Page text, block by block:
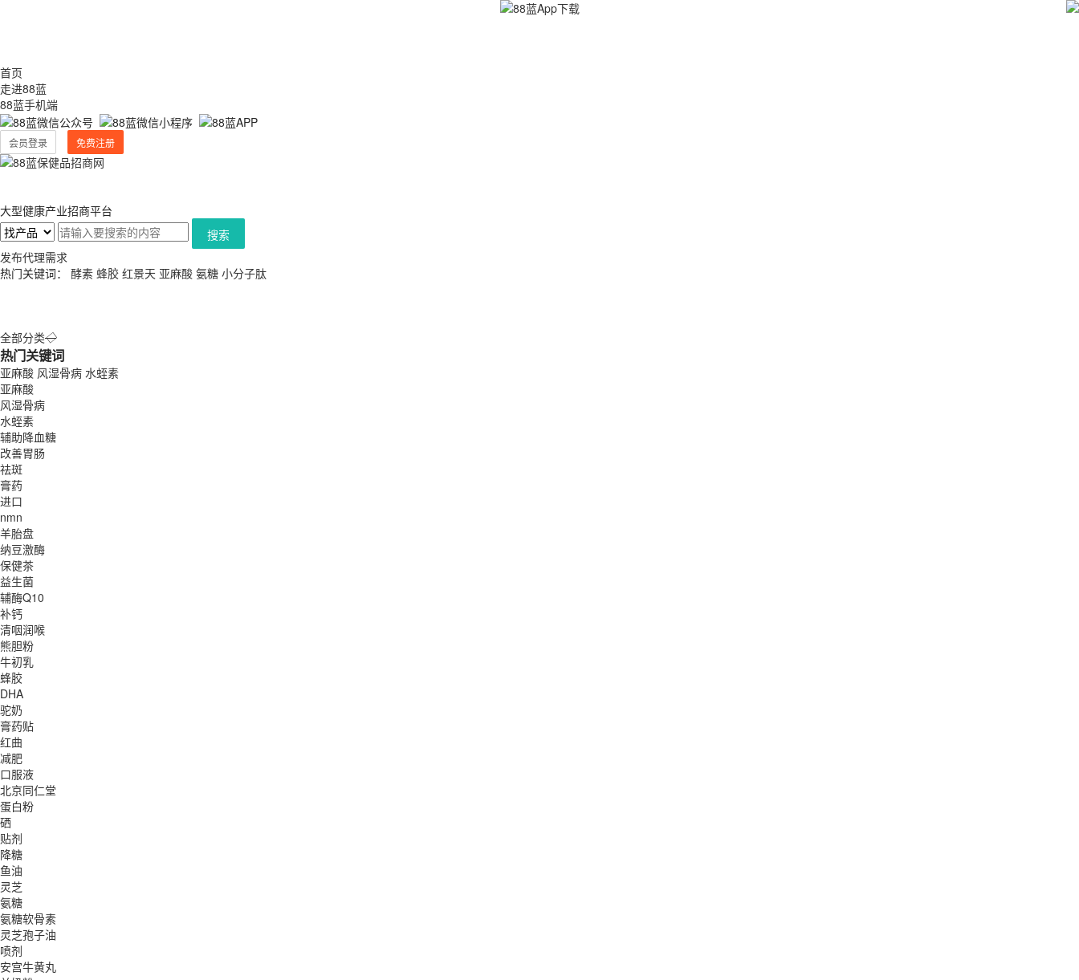
首页
走进88蓝
88蓝手机端
会员登录 免费注册
大型健康产业招商平台
搜索
发布代理需求
热门关键词： 酵素 蜂胶 红景天 亚麻酸 氨糖 小分子肽
全部分类◇
热门关键词
亚麻酸 风湿骨病 水蛭素
亚麻酸
风湿骨病
水蛭素
辅助降血糖
改善胃肠
祛斑
膏药
进口
nmn
羊胎盘
纳豆激酶
保健茶
益生菌
辅酶Q10
补钙
清咽润喉
熊胆粉
牛初乳
蜂胶
DHA
驼奶
膏药贴
红曲
减肥
口服液
北京同仁堂
蛋白粉
硒
贴剂
降糖
鱼油
灵芝
氨糖
氨糖软骨素
灵芝孢子油
喷剂
安宫牛黄丸